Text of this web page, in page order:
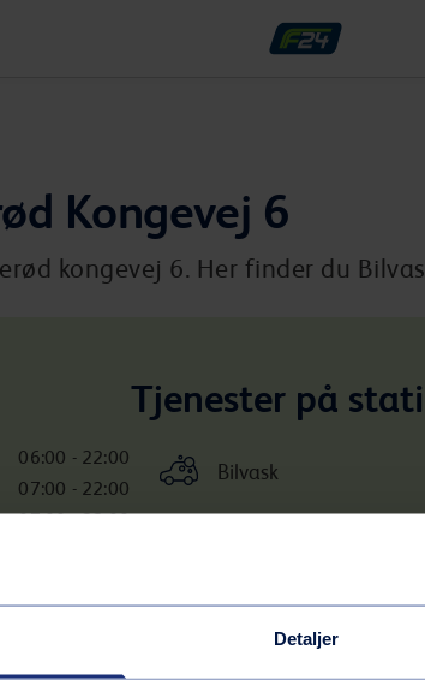
Detaljer
Kongevej 6
kongevej 6. Her finder du
06:00 - 22:00
07:00 - 22:00
07:00 - 22:00
på
Tjenester på
Bilvask
Inkluderede services
GoEasy 95 (E10)